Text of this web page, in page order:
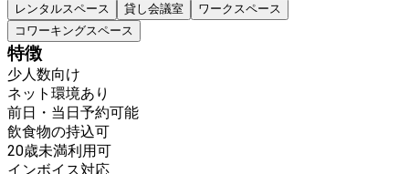
レンタルスペース 貸し会議室
ワークスペース
コワーキングスペース
特徴
少人数向け
ネット環境あり
前日・当日予約可能
飲食物の持込可
20歳未満利用可
インボイス対応